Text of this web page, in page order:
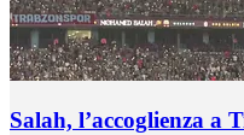
Salah, l’accoglienza a